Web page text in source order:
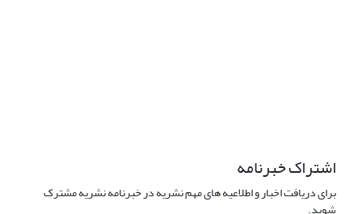
اشتراک خبرنامه
برای دریافت اخبار و اطلاعیه های مهم نشریه در خبرنامه نشریه مشترک